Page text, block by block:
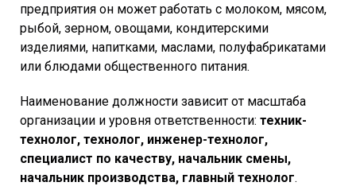
предприятия он может работать с молоком, мясом,
рыбой, зерном, овощами, кондитерскими
изделиями, напитками, маслами, полуфабрикатами
или блюдами общественного питания.
Наименование должности зависит от масштаба
организации и уровня ответственности: техник-
технолог, технолог, инженер-технолог,
специалист по качеству, начальник смены,
начальник производства, главный технолог.